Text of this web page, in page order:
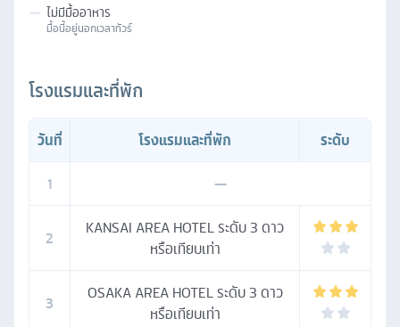
— ไม่มีมื้ออาหาร
มื้อนี้อยู่นอกเวลาทัวร์
โรงแรมและที่พัก
วันที่ โรงแรมและที่พัก
ระดับ
1
—
2
KANSAI AREA HOTEL ระดับ 3 ดาว
หรือเทียบเท่า
3
OSAKA AREA HOTEL ระดับ 3 ดาว
หรือเทียบเท่า